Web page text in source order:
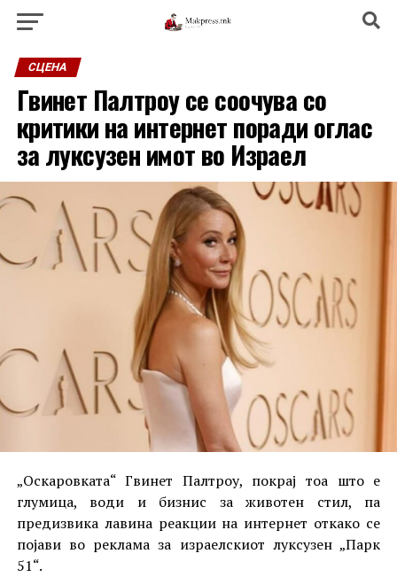
СЦЕНА
Гвинет Палтроу се соочува со
критики на интернет поради оглас
за луксузен имот во Израел
„Оскаровката“ Гвинет Палтроу, покрај тоа што е
глумица, води и бизнис за животен стил, па
предизвика лавина реакции на интернет откако се
појави во реклама за израелскиот луксузен „Парк
51“.